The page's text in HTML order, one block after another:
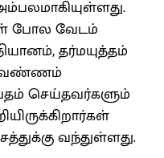
போல வேடம்
தர்மயுத்தம்
வண்ணம்
செய்தவர்களும்
வந்துள்ளது.